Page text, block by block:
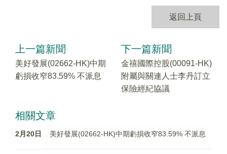
返回上頁
上一篇新聞
美好發展(02662-HK)中期
虧損收窄83.59% 不派息
下一篇新聞
金禧國際控股(00091-HK)
附屬與關連人士李丹訂立
保險經紀協議
相關文章
2月20日 美好發展(02662-HK)中期虧損收窄83.59% 不派息